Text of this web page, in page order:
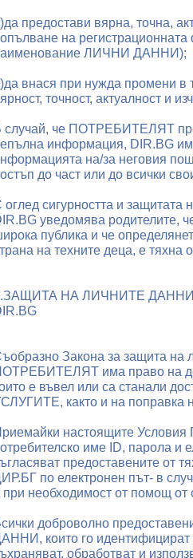
предостави вярна, точна,
на
ЛИЧНИ ДАННИ);
внася при нужда промени
точност, актуалност и
случай, че ПОТРЕБИТЕЛЯТ
информация, DIR.BG
на/за неговия
до част или до всички
оглед сигурността и
уведомява родителите,
публика и че
на техните деца, е тяхна
НА ЛИЧНИТЕ
Закона за защита на
има право на
е въвел или са станали
както и на поправка
настоящите
име ID, парола и
предоставените
по електронен път- в
при необходимост от помощ от
доброволно
които го
обработват и